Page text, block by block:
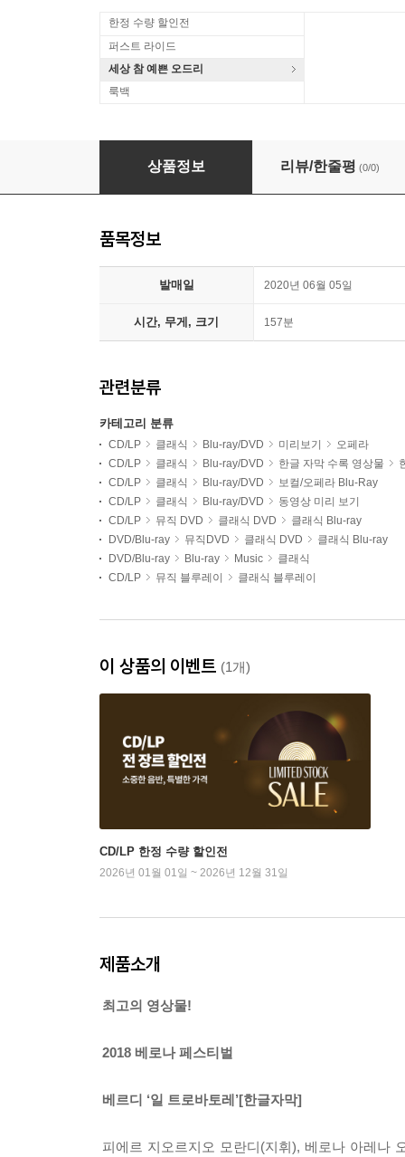
한정 수량 할인전
퍼스트 라이드
세상 참 예쁜 오드리
룩백
Luca Salsi 베르디: 오페라 '일 트로바토레'
상품정보 리뷰/한줄평 (0/0)
품목정보
발매일 2020년 06월 05일
시간, 무게, 크기 157분
관련분류
카테고리 분류
CD/LP 클래식 Blu-ray/DVD 미리보기
오페라
CD/LP
클래식 Blu-ray/DVD 한글 자막 수록 영상물
CD/LP
클래식 Blu-ray/DVD
보컬/오페라 Blu-Ray
CD/LP
클래식 Blu-ray/DVD
동영상 미리 보기
CD/LP
뮤직 DVD 클래식 DVD
클래식 Blu-ray
DVD/Blu-ray
뮤직DVD 클래식 DVD
클래식 Blu-ray
DVD/Blu-ray
Blu-ray Music
클래식
CD/LP
뮤직 블루레이 클래식 블루레이
이 상품의 이벤트 (1개)
CD/LP 한정 수량 할인전
2026년 01월 01일 ~ 2026년 12월 31일
제품소개
최고의 영상물!
2018 베로나 페스티벌
베르디 ‘일 트로바토레’[한글자막]
피에르 지오르지오 모란디(지휘), 베로나 아레나